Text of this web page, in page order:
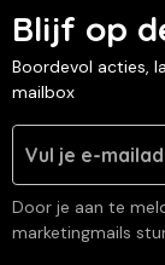
Blijf op
Boordevol acties,
mailbox
Door je aan te
marketingmails